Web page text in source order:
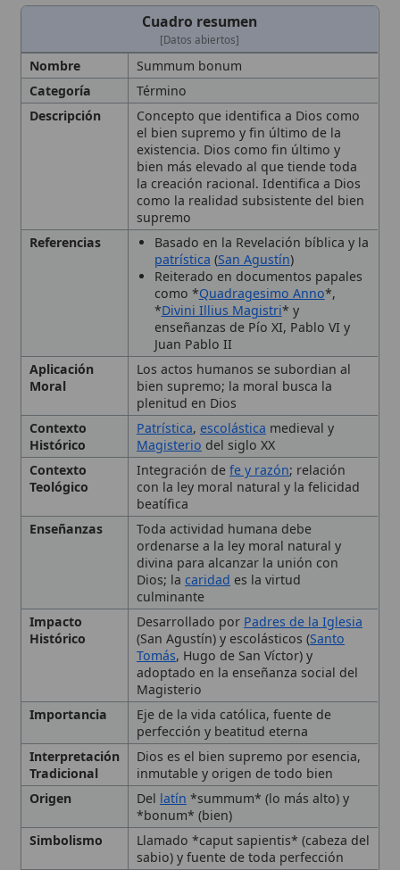
Término
Concepto que identifica a Dios como
el bien supremo y fin último de la
existencia. Dios como fin último y
bien más elevado al que tiende toda
la creación racional. Identifica a Dios
como la realidad subsistente del bien
supremo
Basado en la Revelación bíblica y la
patrística (San Agustín)
Reiterado en documentos papales
como *Quadragesimo Anno*,
*Divini Illius Magistri
enseñanzas de Pío XI, Pablo VI y
Juan Pablo II
Los actos humanos se subordian al
bien supremo; la moral busca la
plenitud en Dios
Patrística,escolásticamedieval y
Magisterio del siglo XX
Contexto
Teológico
Integración defe y razón; relación
con la ley moral natural y la felicidad
beatífica
Enseñanzas
Toda actividad humana debe
ordenarse a la ley moral natural y
divina para alcanzar la unión con
Dios; lacaridades la virtud
culminante
Impacto
Histórico
Desarrollado por Padres de la Iglesia
(San Agustín) y escolásticos (Santo
Tomás, Hugo de San Víctor) y
adoptado en la enseñanza social del
Magisterio
Eje de la vida católica, fuente de
perfección y beatitud eterna
Interpretación
Tradicional
Dios es el bien supremo por esencia,
inmutable y origen de todo bien
Dellatín*summum* (lo más alto) y
*bonum* (bien)
Llamado *caput sapientis* (cabeza del
sabio) y fuente de toda perfección
Término teológico
Etimología y concepto
filosófico-teológico
En la tradición patrística y
🙏 Bienvenido a Wikitólica
Esta enciclopedia es un recurso privado de referencia sin
. No sustituye al Catecismo, a la Sagrada
Escritura ni a los documentos oficiales de la Iglesia y está
destinada únicamente a la estudio personal. El borrador de
los artículos se compone conMagisterium. Queda